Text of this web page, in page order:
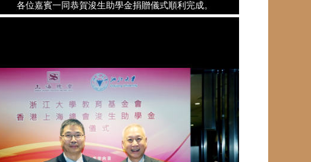
各位嘉賓一同恭賀浚生助學金捐贈儀式順利完成。